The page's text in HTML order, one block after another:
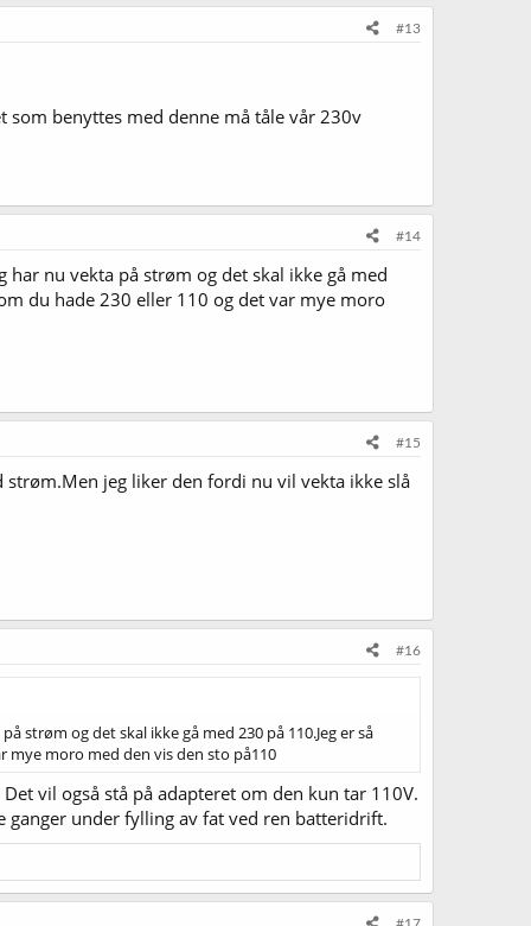
#13
som benyttes med denne må tåle vår 230v
#14
nu vekta på strøm og det skal ikke gå med
du hade 230 eller 110 og det var mye moro
#15
jeg liker den fordi nu vil vekta ikke slå
#16
strøm og det skal ikke gå med 230 på 110.Jeg er så
mye moro med den vis den sto på110
vil også stå på adapteret om den kun tar 110V.
ganger under fylling av fat ved ren batteridrift.